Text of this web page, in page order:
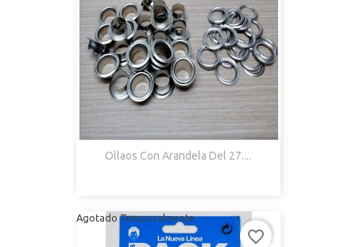
Ollaos Con Arandela Del 27....
Agotado Temporalmente
favorite_border